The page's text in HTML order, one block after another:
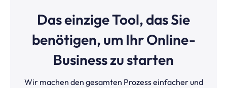
Das einzige Tool, das Sie
benötigen, um Ihr Online-
Business zu starten
Wir machen den gesamten Prozess einfacher und